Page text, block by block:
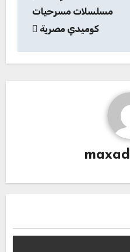
مسلسلات مسرحيات
كوميدي مصرية